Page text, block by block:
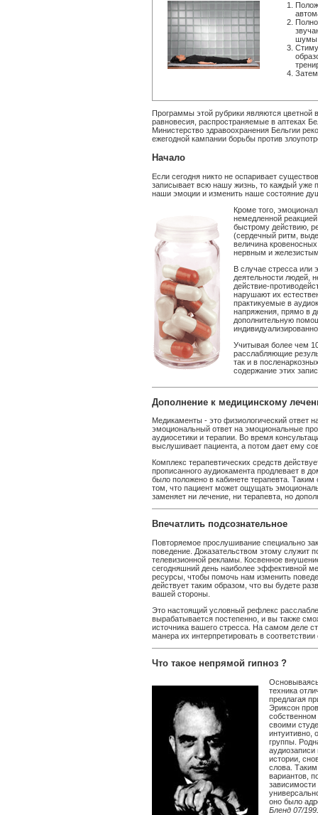
шумы,
Программы этой рубрики являются цветной
равновесия, распространяемые в аптеках
Министерство здравоохранения Бельгии
ежегодной кампании борьбы против
Начало
Если сегодня никто не оспаривает
записывает всю нашу жизнь, то каждый уже
наши эмоции и изменить наше состояние
Кроме того,
немедленной
быстрому действию,
(сердечный ритм,
величина
нервным и
В случае стресса или
деятельности людей,
действие-
нарушают их
практикуемые в
напряжения, прямо в
дополнительную
Учитывая более чем
расслабляющие
так и в
содержание этих
Дополнение к медицинскому
Медикаменты - это физиологический ответ
эмоциональный ответ на эмоциональные
аудиосетики и терапии. Во время
выслушивает пациента, а потом дает ему
Комплекс терапевтических средств
прописанного аудиокамента продлевает в
было положено в кабинете терапевта.
том, что пациент может ощущать
заменяет ни лечение, ни терапевта, но
Впечатлить подсознательное
Повторяемое прослушивание специально
поведение. Доказательством этому служит
телевизионной рекламы. Косвенное
сегодняшний день наиболее эффективной
ресурсы, чтобы помочь нам изменить
действует таким образом, что вы будете
вашей стороны.
Это настоящий условный рефлекс
вырабатывается постепенно, и вы также
источника вашего стресса. На самом деле
манера их интерпретировать в
Что такое непрямой гипноз ?
техника
предлагая
Эриксон
своими
интуитивно,
группы.
истории,
слова.
вариантов,
зависимости
оно было
Бленд 07/